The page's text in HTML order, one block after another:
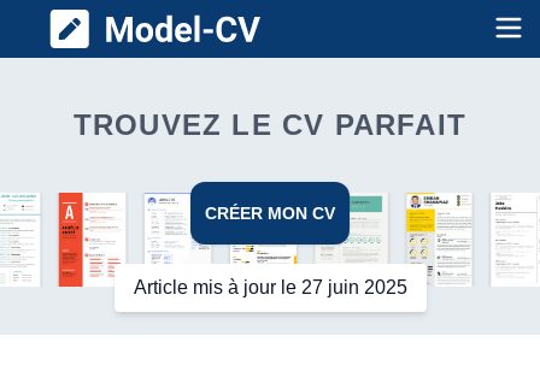
Model CV
TROUVEZ LE CV PARFAIT
CRÉER MON CV
Article mis à jour le 27 juin 2025